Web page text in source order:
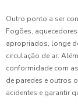
Outro ponto a ser
Fogões,
apropriados, longe
circulação de ar.
conformidade com
de paredes e outros
acidentes e garantir